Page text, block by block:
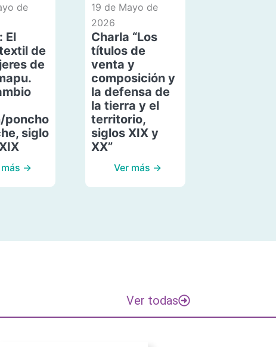
de
El
de
de
poncho
siglo
más →
19 de Mayo de
2026
Charla “Los
títulos de
venta y
composición y
la defensa de
la tierra y el
territorio,
siglos XIX y
XX”
Ver más →
Ver todas